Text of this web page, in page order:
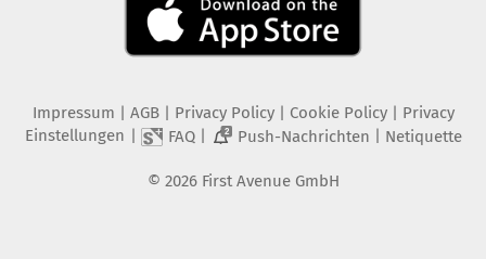
Impressum AGB Privacy Policy| Cookie Policy| Privacy
Einstellungen
FAQ| 2 Push-Nachrichten Netiquette
© 2026 First Avenue GmbH